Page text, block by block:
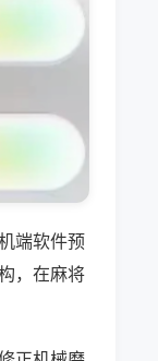
端软件预
，在麻将